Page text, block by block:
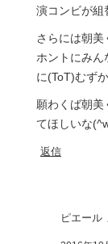
演コンビが組
さらには朝美
ホントにみん
に(ToT)むず
願わくば朝美
てほしいな
返信
ピエール